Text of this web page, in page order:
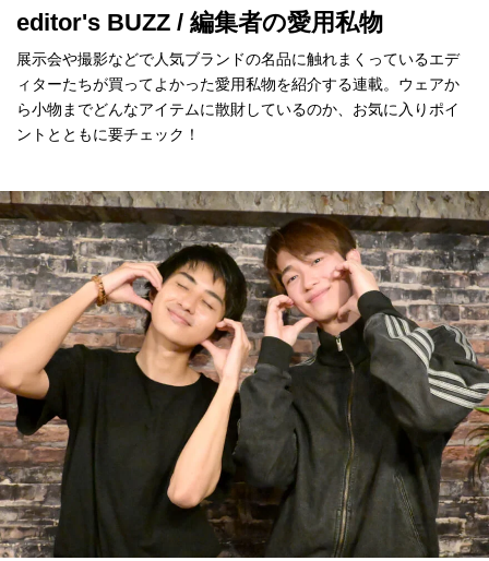
editor's BUZZ / 編集者の愛用私物
展示会や撮影などで人気ブランドの名品に触れまくっているエデ
ィターたちが買ってよかった愛用私物を紹介する連載。ウェアか
ら小物までどんなアイテムに散財しているのか、お気に入りポイ
ントとともに要チェック！